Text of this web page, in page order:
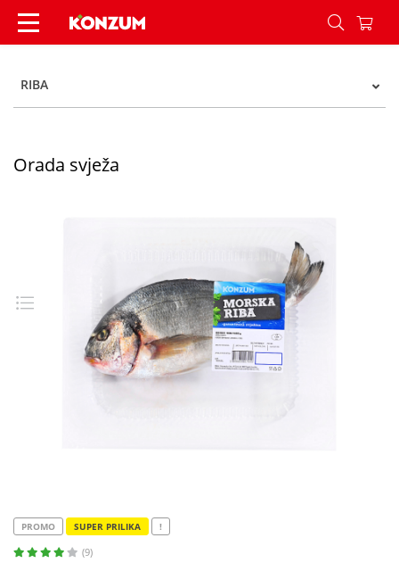
Orada svježa - Konzum
RIBA
Orada svježa
PROMO SUPER PRILIKA !
(9)